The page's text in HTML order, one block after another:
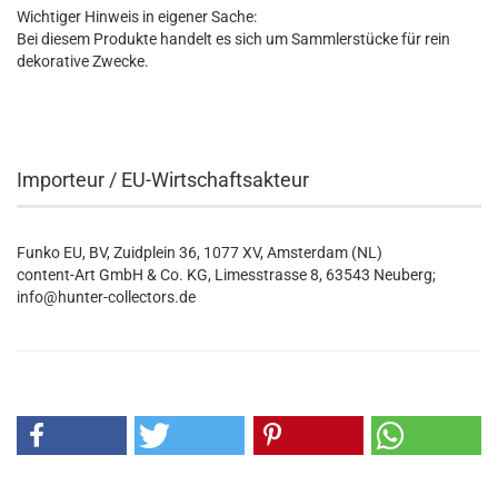
Wichtiger Hinweis in eigener Sache:
Bei diesem Produkte handelt es sich um Sammlerstücke für rein
dekorative Zwecke.
Importeur / EU-Wirtschaftsakteur
Funko EU, BV, Zuidplein 36, 1077 XV, Amsterdam (NL)
content-Art GmbH & Co. KG, Limesstrasse 8, 63543 Neuberg;
info@hunter-collectors.de